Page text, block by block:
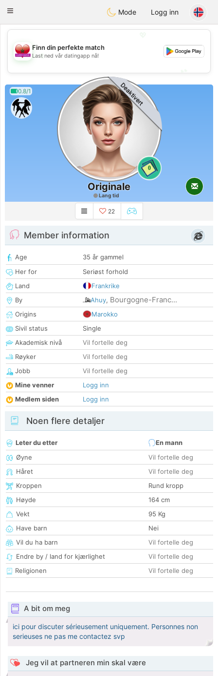
Maroc Dating
Toggle
Mode Logg inn
💖
💕
Finn din perfekte match
Last ned vår datingapp nå!
0.8/1
0
Deaktivert
Originale
Lang tid
22
Member information
Age
35 år gammel
Her for
Seriøst forhold
Land
Frankrike
By
Ahuy, Bourgogne-Franc...
Origins
Marokko
Sivil status
Single
Akademisk nivå
Vil fortelle deg
Røyker
Vil fortelle deg
Jobb
Vil fortelle deg
Mine venner
Logg inn
Medlem siden
Logg inn
Noen flere detaljer
Leter du etter
En mann
Øyne
Vil fortelle deg
Håret
Vil fortelle deg
Kroppen
Rund kropp
Høyde
164 cm
Vekt
95 Kg
Have barn
Nei
Vil du ha barn
Vil fortelle deg
Endre by / land for kjærlighet
Vil fortelle deg
Religionen
Vil fortelle deg
A bit om meg
ici pour discuter sérieusement uniquement. Personnes non
serieuses ne pas me contactez svp
Jeg vil at partneren min skal være